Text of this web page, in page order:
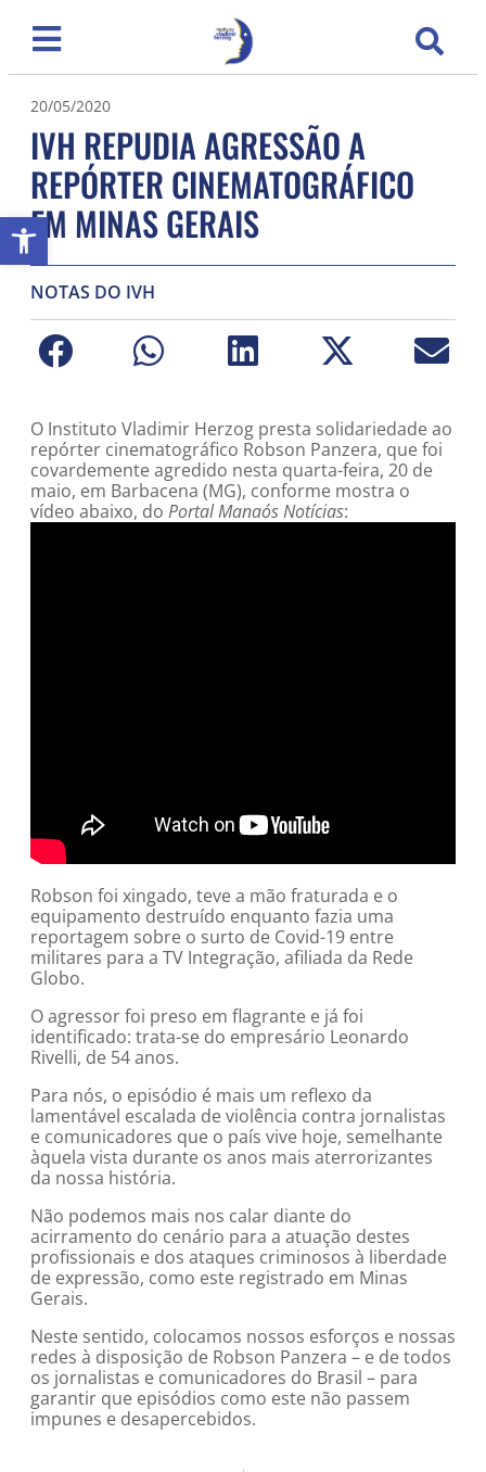
Abrir a barra de ferramentas
20/05/2020
IVH REPUDIA AGRESSÃO A
REPÓRTER CINEMATOGRÁFICO
EM MINAS GERAIS
NOTAS DO IVH
O Instituto Vladimir Herzog presta solidariedade ao
repórter cinematográfico Robson Panzera, que foi
covardemente agredido nesta quarta-feira, 20 de
maio, em Barbacena (MG), conforme mostra o
vídeo abaixo, do Portal Manaós Notícias:
Robson foi xingado, teve a mão fraturada e o
equipamento destruído enquanto fazia uma
reportagem sobre o surto de Covid-19 entre
militares para a TV Integração, afiliada da Rede
Globo.
O agressor foi preso em flagrante e já foi
identificado: trata-se do empresário Leonardo
Rivelli, de 54 anos.
Para nós, o episódio é mais um reflexo da
lamentável escalada de violência contra jornalistas
e comunicadores que o país vive hoje, semelhante
àquela vista durante os anos mais aterrorizantes
da nossa história.
Não podemos mais nos calar diante do
acirramento do cenário para a atuação destes
profissionais e dos ataques criminosos à liberdade
de expressão, como este registrado em Minas
Gerais.
Neste sentido, colocamos nossos esforços e nossas
redes à disposição de Robson Panzera – e de todos
os jornalistas e comunicadores do Brasil – para
garantir que episódios como este não passem
impunes e desapercebidos.